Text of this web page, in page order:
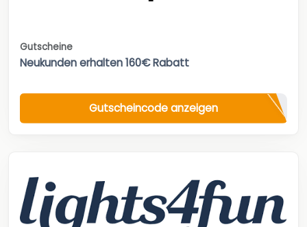
Gutscheine
Neukunden erhalten 160€ Rabatt
Gutscheincode anzeigen